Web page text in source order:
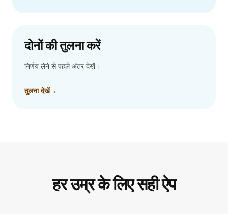
दोनों की तुलना करें
निर्णय लेने से पहले अंतर देखें।
तुलना देखें→
हर उम्र के लिए सही ऐप